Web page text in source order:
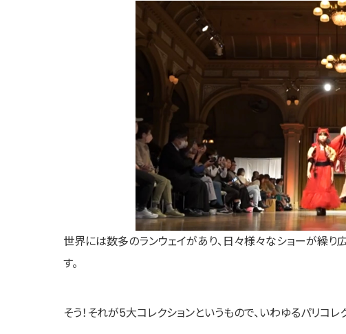
世界には数多のランウェイがあり、日々様々なショーが繰
す。
そう！それが5大コレクションというもので、いわゆるパリコ